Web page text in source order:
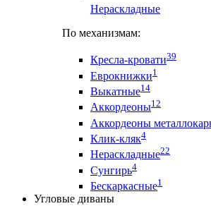
Нераскладные
По механизмам:
Кресла-кровати39
Еврокнижки1
Выкатные14
Аккордеоны12
Аккордеоны
Клик-кляк4
Нераскладные22
Сунгирь4
Бескаркасные1
Угловые диваны